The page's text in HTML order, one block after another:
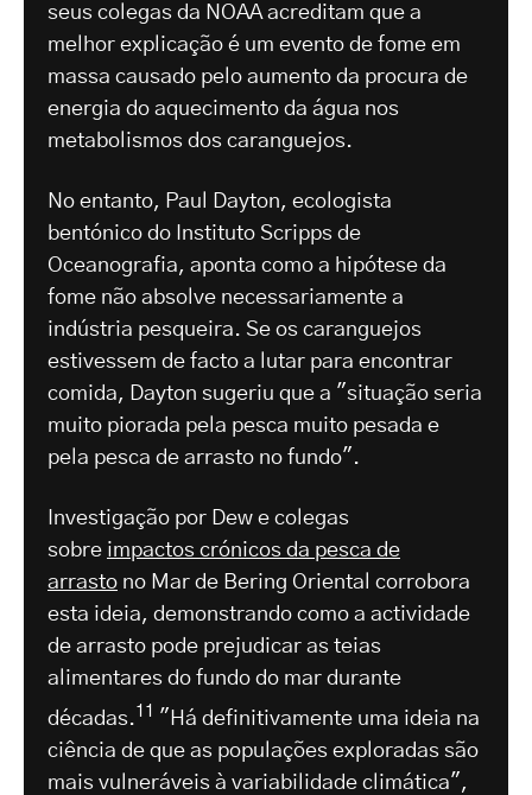
seus colegas da NOAA acreditam que a
melhor explicação é um evento de fome em
massa causado pelo aumento da procura de
energia do aquecimento da água nos
metabolismos dos caranguejos.
No entanto, Paul Dayton, ecologista
bentónico do Instituto Scripps de
Oceanografia, aponta como a hipótese da
fome não absolve necessariamente a
indústria pesqueira. Se os caranguejos
estivessem de facto a lutar para encontrar
comida, Dayton sugeriu que a "situação seria
muito piorada pela pesca muito pesada e
pela pesca de arrasto no fundo".
Investigação por Dew e colegas
sobre impactos crónicos da pesca de
arrasto no Mar de Bering Oriental corrobora
esta ideia, demonstrando como a actividade
de arrasto pode prejudicar as teias
alimentares do fundo do mar durante
décadas.11 "Há definitivamente uma ideia na
ciência de que as populações exploradas são
mais vulneráveis à variabilidade climática",